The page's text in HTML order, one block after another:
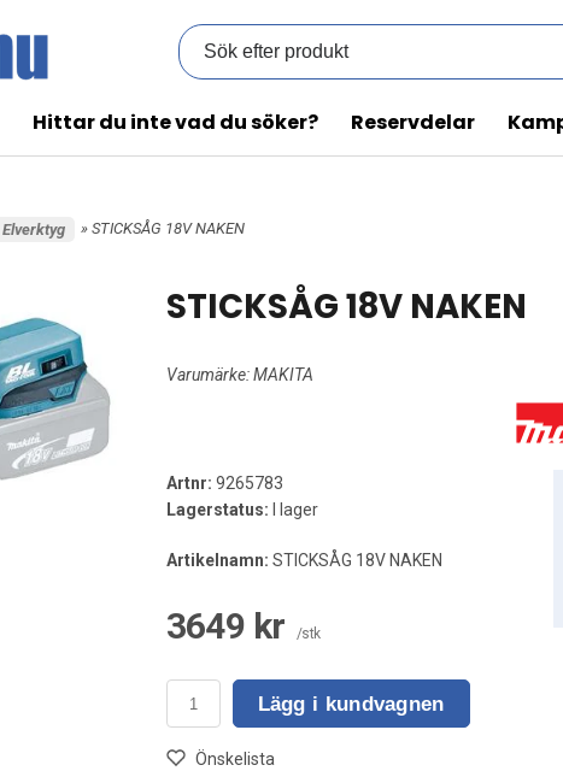
Hittar du inte vad du söker? Reservdelar
Elverktyg » STICKSÅG 18V NAKEN
STICKSÅG 18V NAKEN
Varumärke:MAKITA
Artnr: 9265783
Lagerstatus: I lager
Artikelnamn: STICKSÅG 18V NAKEN
3649 kr /stk
Lägg i kundvagnen
Önskelista